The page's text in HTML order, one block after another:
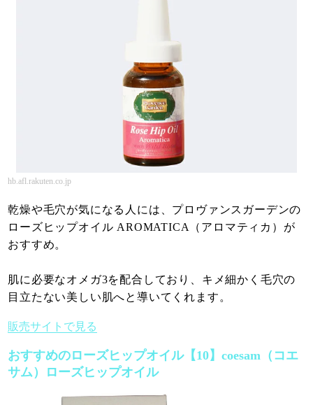
hb.afl.rakuten.co.jp
乾燥や毛穴が気になる人には、プロヴァンスガーデンの
ローズヒップオイル AROMATICA（アロマティカ）が
おすすめ。
肌に必要なオメガ3を配合しており、キメ細かく毛穴の
目立たない美しい肌へと導いてくれます。
販売サイトで見る
おすすめのローズヒップオイル【10】coesam（コエ
サム）ローズヒップオイル